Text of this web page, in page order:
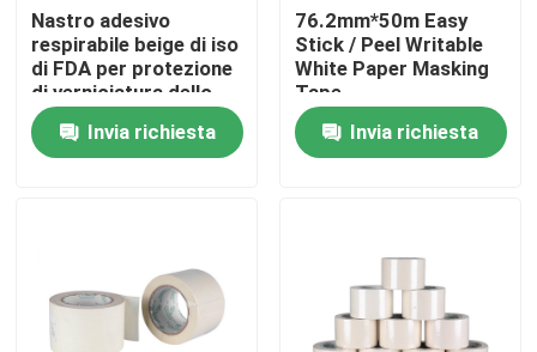
Contattici
Richieda una citazione
Rotolo temporaneo di protezione del pavimento
Protezione del pavimento della carta kraft
Nastro adesivo
respirabile beige di iso
di FDA per protezione
di verniciatura dello
schermo
Invia richiesta
76.2mm*50m Easy
Stick / Peel Writable
White Paper Masking
Tape
Invia richiesta